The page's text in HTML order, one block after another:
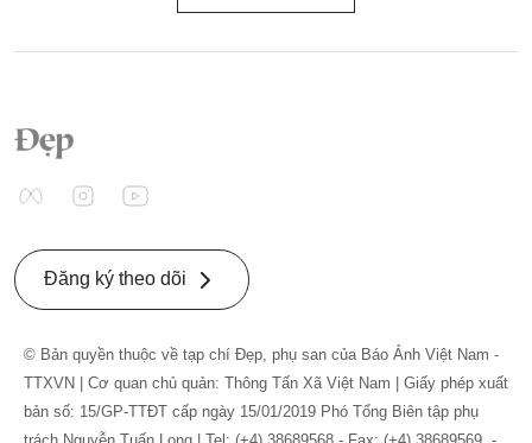
Đăng ký theo dõi
© Bản quyền thuộc về tạp chí Đẹp, phụ san của Báo Ảnh Việt Nam -
TTXVN | Cơ quan chủ quản: Thông Tấn Xã Việt Nam | Giấy phép xuất
bản số: 15/GP-TTĐT cấp ngày 15/01/2019 Phó Tổng Biên tập phụ